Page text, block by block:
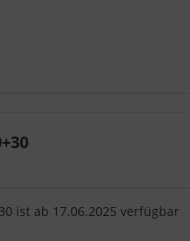
ist ab 17.06.2025 verfügbar